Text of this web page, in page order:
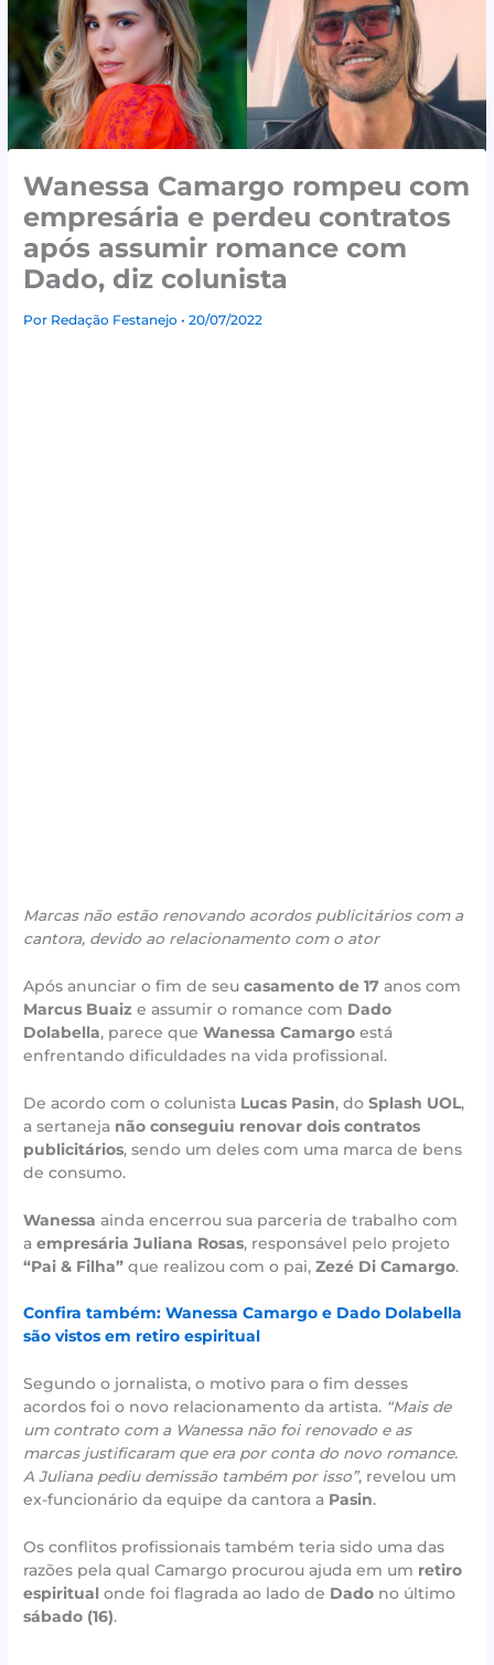
Wanessa Camargo rompeu com
empresária e perdeu contratos
após assumir romance com
Dado, diz colunista
Por Redação Festanejo• 20/07/2022
Marcas não estão renovando acordos publicitários com a
cantora, devido ao relacionamento com o ator
Após anunciar o fim de seucasamento de 17 anos com
Marcus Buaiz e assumir o romance com Dado
Dolabella, parece queWanessa Camargo está
enfrentando dificuldades na vida profissional.
De acordo com o colunista Lucas Pasin, doSplash UOL,
a sertaneja não conseguiu renovar dois contratos
publicitários, sendo um deles com uma marca de bens
de consumo.
Wanessaainda encerrou sua parceria de trabalho com
aempresária Juliana Rosas, responsável pelo projeto
“Pai & Filha” que realizou com o pai,Zezé Di Camargo.
Confira também: Wanessa Camargo e Dado Dolabella
são vistos em retiro espiritual
Segundo o jornalista, o motivo para o fim desses
acordos foi o novo relacionamento da artista. “Mais de
um contrato com a Wanessa não foi renovado e as
marcas justificaram que era por conta do novo romance.
A Juliana pediu demissão também por isso”, revelou um
ex-funcionário da equipe da cantora a Pasin.
Os conflitos profissionais também teria sido uma das
razões pela qual Camargo procurou ajuda em um retiro
espiritual onde foi flagrada ao lado de Dado no último
sábado (16).